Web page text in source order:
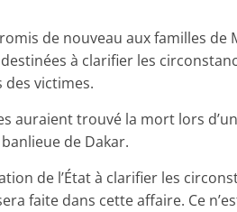
de nouveau aux familles de
à clarifier les
victimes.
auraient trouvé la mort lors
de Dakar.
de l’État à clarifier les
faite dans cette affaire. Ce